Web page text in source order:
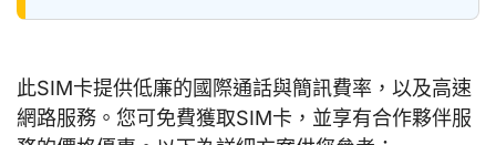
此SIM卡提供低廉的國際通話與簡訊費率，以及高速
網路服務。您可免費獲取SIM卡，並享有合作夥伴服